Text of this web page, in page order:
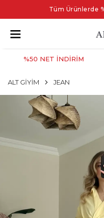
Tüm Ürünlerde
%50 NET İNDİRİM
ALT GİYİM JEAN